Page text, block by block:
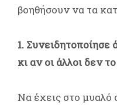
βοηθήσουν να τα
1. Συνειδητοποίησε
κι αν οι άλλοι δεν
Να έχεις στο μυαλό